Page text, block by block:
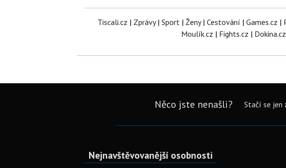
Tiscali.cz | Zprávy| Sport| Ženy| Cestování | Games.cz |
Moulík.cz | Fights.cz | Dokina.cz
Něco jste nenašli? Stačí se jen
Nejnavštěvovanější osobnosti